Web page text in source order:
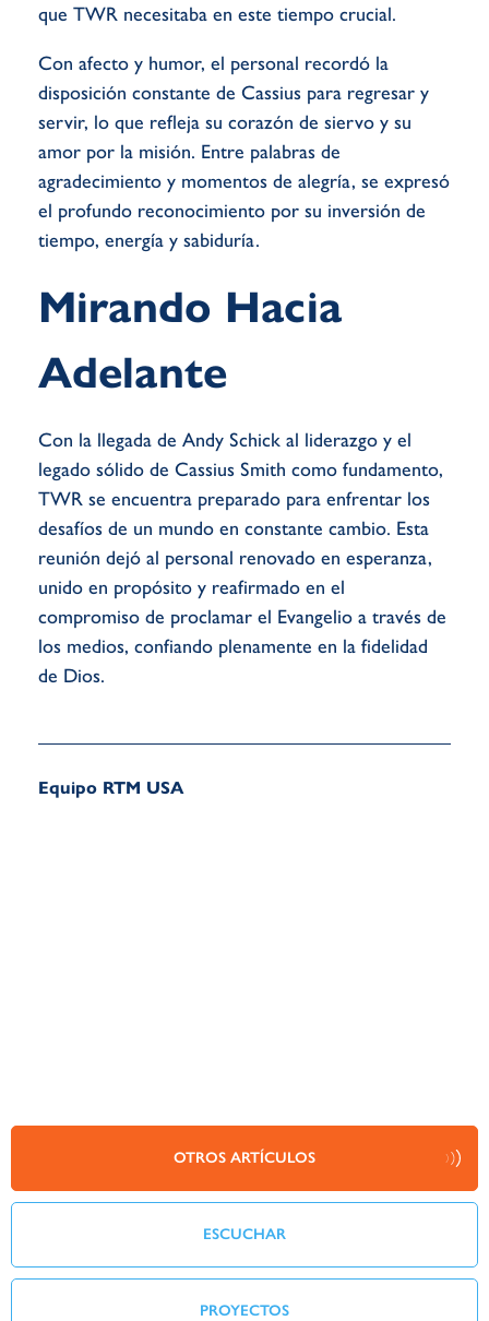
que TWR necesitaba en este tiempo crucial.
Con afecto y humor, el personal recordó la
disposición constante de Cassius para regresar y
servir, lo que refleja su corazón de siervo y su
amor por la misión. Entre palabras de
agradecimiento y momentos de alegría, se expresó
el profundo reconocimiento por su inversión de
tiempo, energía y sabiduría.
Mirando Hacia
Adelante
Con la llegada de Andy Schick al liderazgo y el
legado sólido de Cassius Smith como fundamento,
TWR se encuentra preparado para enfrentar los
desafíos de un mundo en constante cambio. Esta
reunión dejó al personal renovado en esperanza,
unido en propósito y reafirmado en el
compromiso de proclamar el Evangelio a través de
los medios, confiando plenamente en la fidelidad
de Dios.
Equipo RTM USA
OTROS ARTÍCULOS
ESCUCHAR
PROYECTOS